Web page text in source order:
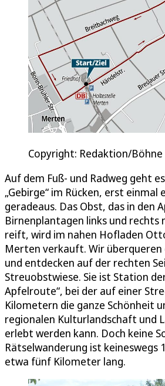
Copyright: Redaktion/Böhne
Auf dem Fuß- und Radweg geht
„Gebirge“ im Rücken, erst einmal
geradeaus. Das Obst, das in den
Birnenplantagen links und rechts
reift, wird im nahen Hofladen
Merten verkauft. Wir überqueren
und entdecken auf der rechten
Streuobstwiese. Sie ist Station
Apfelroute“, bei der auf einer
Kilometern die ganze Schönheit
regionalen Kulturlandschaft und
erlebt werden kann. Doch keine
Rätselwanderung ist keineswegs
etwa fünf Kilometer lang.